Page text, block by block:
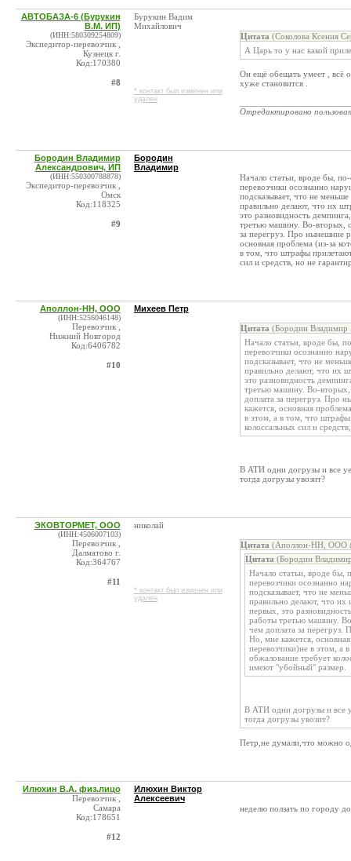
АВТОБАЗА-6 (Бурукин
В.М. ИП)
(ИНН:580309254809)
Экспедитор-перевозчик ,
Кузнецк г.
Код:170380
#8
Бурукин Вадим
Михайлович
* контакт был изменен или
удален
Цитата (Соколова Ксения
А Царь то у нас какой
Он ещё обещать умеет , всё
хуже становится .
Отредактировано
Бородин Владимир
Александрович, ИП
(ИНН:550300788878)
Экспедитор-перевозчик ,
Омск
Код:118325
#9
Бородин
Владимир
Начало статьи, вроде бы,
перевозчики осознанно
подсказывает, что не
правильно делают, что их
это разновидность
третью машину. Во-вторых,
за перегруз. Про нынешние
основная проблема (из-за
в том, что штрафы
сил и средств, но не
Аполлон-НН, ООО
(ИНН:5256046148)
Перевозчик ,
Нижний Новгород
Код:6406782
#10
Михеев Петр
Цитата (Бородин Владимир
Начало статьи, вроде бы,
перевозчики осознанно
подсказывает, что не
правильно делают, что их
это разновидность
третью машину. Во-
доплата за перегруз. Про
кажется, основная
в этом, а в том, что
колоссальных сил и
В АТИ одни догрузы и все
тогда догрузы увозит?
ЭКОВТОРМЕТ, ООО
(ИНН:4506007103)
Перевозчик ,
Далматово г.
Код:364767
#11
николай
* контакт был изменен или
удален
Цитата (Аполлон-НН, ООО
Цитата (Бородин
Начало статьи, вроде бы,
перевозчики осознанно
подсказывает, что не
правильно делают, что
первых, это
работы третью машину.
чем доплата за
Но, мне кажется,
перевозчики)не в этом, а
обжалование требует
имеют "убойный" размер.
В АТИ одни догрузы и все
тогда догрузы увозит?
Петр,не думали,что можно
Илюхин В.А. физ.лицо
Перевозчик ,
Самара
Код:178651
#12
Илюхин Виктор
Алексеевич
неделю ползать по городу